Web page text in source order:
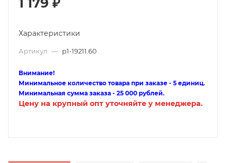
Характеристики
Артикул — p1-19211.60
Внимание!
Минимальное количество товара при заказе - 5 единиц.
Минимальная сумма заказа - 25 000 рублей.
Цену на крупный опт уточняйте у менеджера.